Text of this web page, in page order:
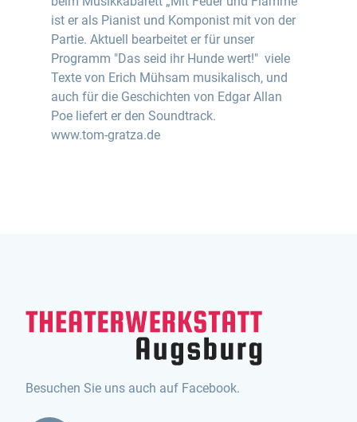
ist er als Pianist und Komponist mit von der
Partie. Aktuell bearbeitet er für unser
Programm "Das seid ihr Hunde wert!" viele
Texte von Erich Mühsam musikalisch, und
auch für die Geschichten von Edgar Allan
Poe liefert er den Soundtrack.
www.tom-gratza.de
Besuchen Sie uns auch auf Facebook.